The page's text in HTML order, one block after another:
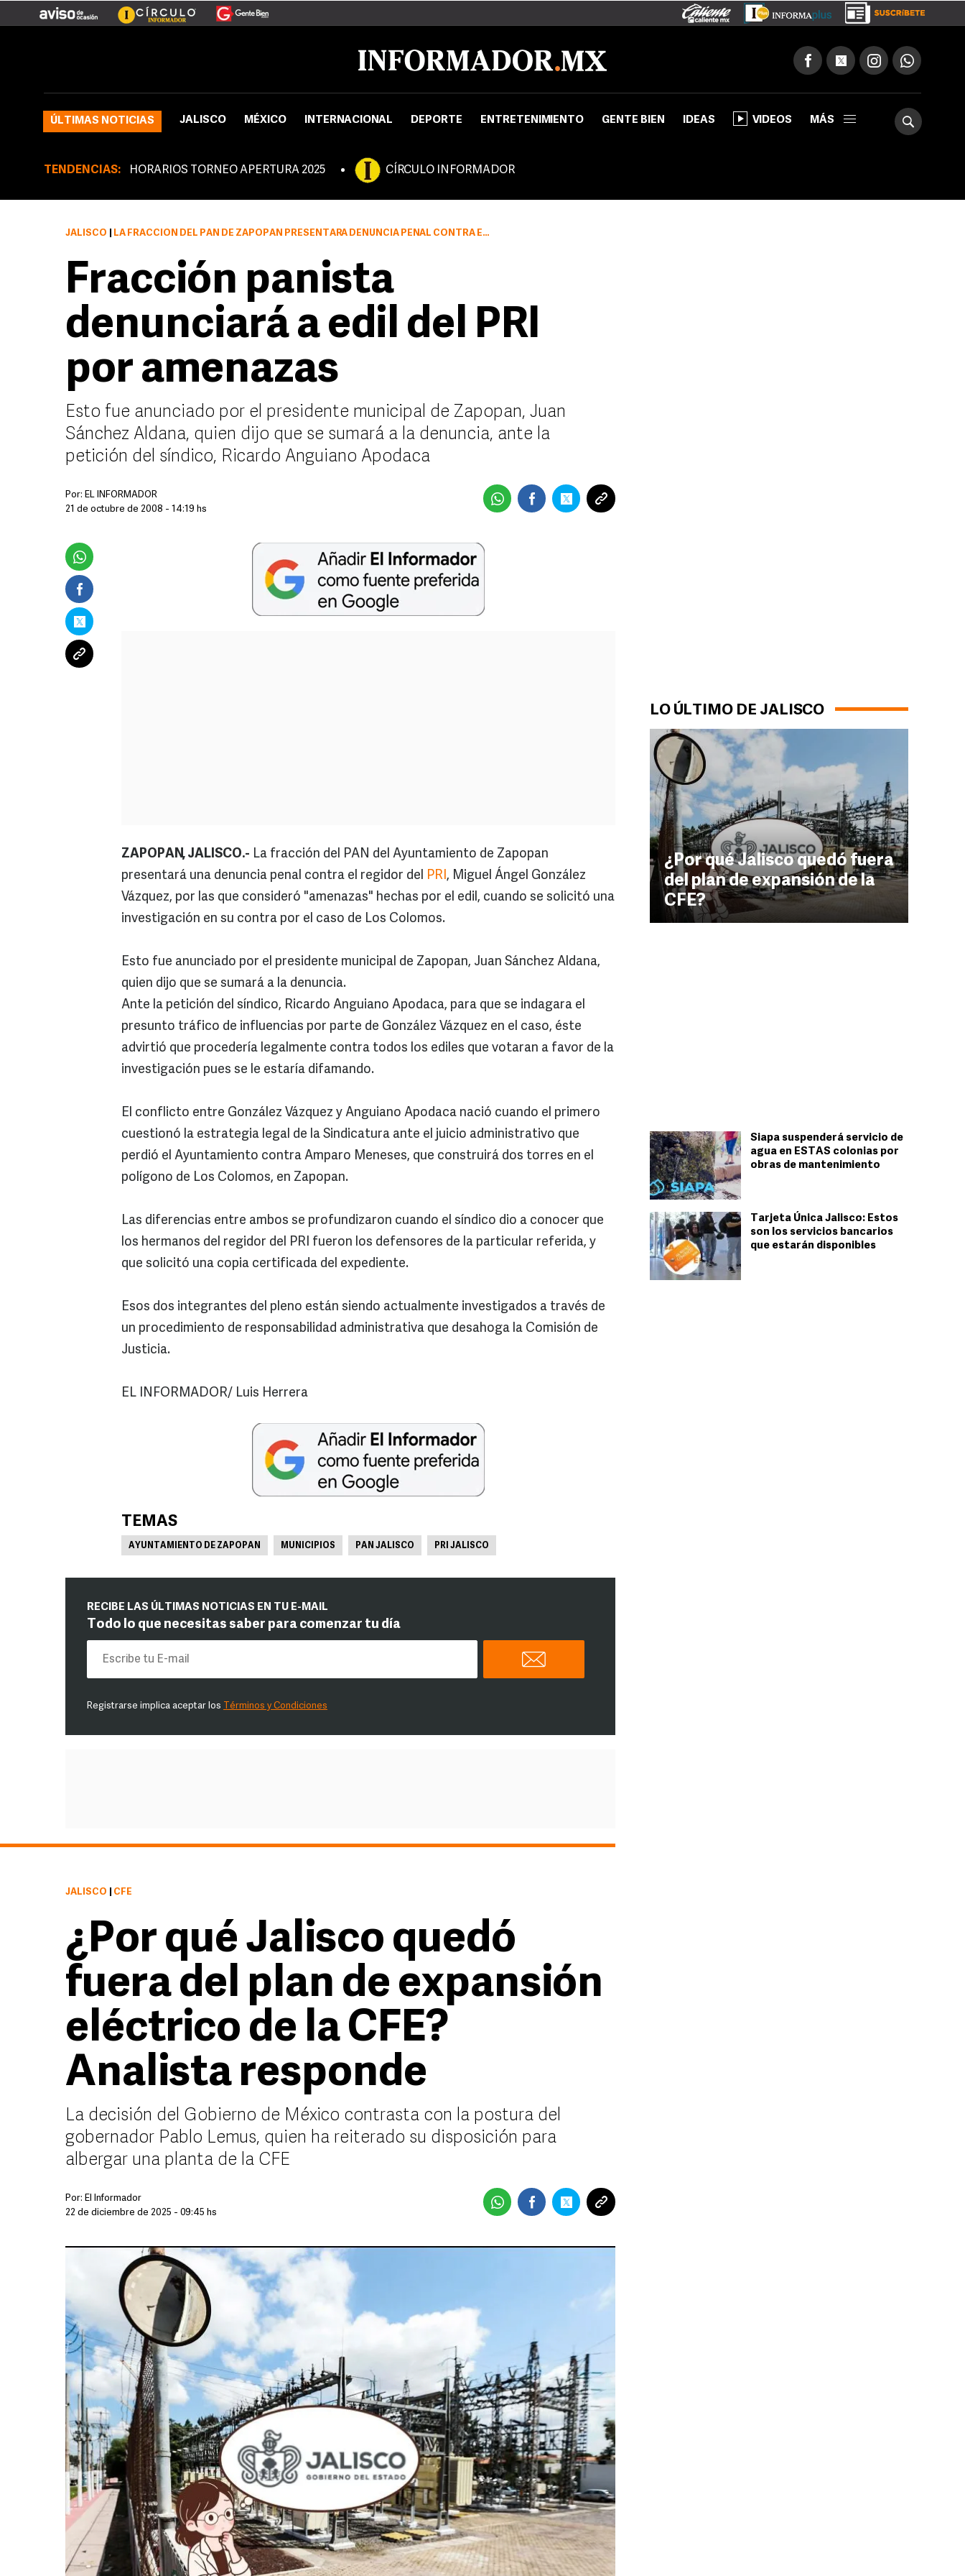
ÚLTIMAS NOTICIAS JALISCO MÉXICO INTERNACIONAL DEPORTE ENTRETENIMIENTO GENTE BIEN IDEAS VIDEOS MÁS
TENDENCIAS: HORARIOS TORNEO APERTURA 2025 CÍRCULO INFORMADOR
LO ÚLTIMO DE JALISCO
¿Por qué Jalisco quedó fuera
del plan de expansión de la
CFE?
Siapa suspenderá servicio de
agua en ESTAS colonias por
obras de mantenimiento
Tarjeta Única Jalisco: Estos
son los servicios bancarios
que estarán disponibles
JALISCO LA FRACCIÓN DEL PAN DE ZAPOPAN PRESENTARÁ DENUNCIA PENAL CONTRA EL REGIDOR DEL PRI, MIGUEL ÁNGEL GONZÁLEZ VÁZQUEZ
Fracción panista
denunciará a edil del PRI
por amenazas
Esto fue anunciado por el presidente municipal de Zapopan, Juan
Sánchez Aldana, quien dijo que se sumará a la denuncia, ante la
petición del síndico, Ricardo Anguiano Apodaca
Por: EL INFORMADOR
21 de octubre de 2008 - 14:19 hs
ZAPOPAN, JALISCO.- La fracción del PAN del Ayuntamiento de Zapopan
presentará una denuncia penal contra el regidor del PRI, Miguel Ángel González
Vázquez, por las que consideró "amenazas" hechas por el edil, cuando se solicitó una
investigación en su contra por el caso de Los Colomos.
Esto fue anunciado por el presidente municipal de Zapopan, Juan Sánchez Aldana,
quien dijo que se sumará a la denuncia.
Ante la petición del síndico, Ricardo Anguiano Apodaca, para que se indagara el
presunto tráfico de influencias por parte de González Vázquez en el caso, éste
advirtió que procedería legalmente contra todos los ediles que votaran a favor de la
investigación pues se le estaría difamando.
El conflicto entre González Vázquez y Anguiano Apodaca nació cuando el primero
cuestionó la estrategia legal de la Sindicatura ante el juicio administrativo que
perdió el Ayuntamiento contra Amparo Meneses, que construirá dos torres en el
polígono de Los Colomos, en Zapopan.
Las diferencias entre ambos se profundizaron cuando el síndico dio a conocer que
los hermanos del regidor del PRI fueron los defensores de la particular referida, y
que solicitó una copia certificada del expediente.
Esos dos integrantes del pleno están siendo actualmente investigados a través de
un procedimiento de responsabilidad administrativa que desahoga la Comisión de
Justicia.
EL INFORMADOR/ Luis Herrera
TEMAS
AYUNTAMIENTO DE ZAPOPAN MUNICIPIOS PAN JALISCO PRI JALISCO
RECIBE LAS ÚLTIMAS NOTICIAS EN TU E-MAIL
Todo lo que necesitas saber para comenzar tu día
Registrarse implica aceptar los Términos y Condiciones
JALISCO CFE
¿Por qué Jalisco quedó
fuera del plan de expansión
eléctrico de la CFE?
Analista responde
La decisión del Gobierno de México contrasta con la postura del
gobernador Pablo Lemus, quien ha reiterado su disposición para
albergar una planta de la CFE
Por: El Informador
22 de diciembre de 2025 - 09:45 hs